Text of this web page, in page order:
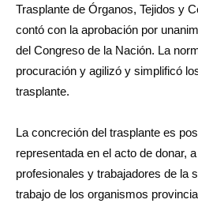
Trasplante de Órganos, Tejidos y
contó con la aprobación por
del Congreso de la Nación. La
procuración y agilizó y simplificó
trasplante.
La concreción del trasplante es
representada en el acto de donar,
profesionales y trabajadores de la
trabajo de los organismos